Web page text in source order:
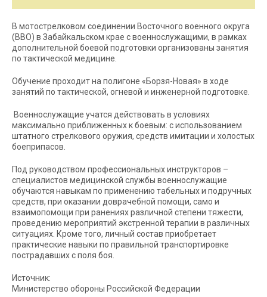
В мотострелковом соединении Восточного военного округа
(ВВО) в Забайкальском крае с военнослужащими, в рамках
дополнительной боевой подготовки организованы занятия
по тактической медицине.
Обучение проходит на полигоне «Борзя-Новая» в ходе
занятий по тактической, огневой и инженерной подготовке.
Военнослужащие учатся действовать в условиях
максимально приближенных к боевым: с использованием
штатного стрелкового оружия, средств имитации и холостых
боеприпасов.
Под руководством профессиональных инструкторов –
специалистов медицинской службы военнослужащие
обучаются навыкам по применению табельных и подручных
средств, при оказании доврачебной помощи, само и
взаимопомощи при ранениях различной степени тяжести,
проведению мероприятий экстренной терапии в различных
ситуациях. Кроме того, личный состав приобретает
практические навыки по правильной транспортировке
пострадавших с поля боя.
Источник:
Министерство обороны Российской Федерации